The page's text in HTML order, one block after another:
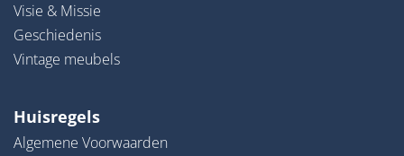
Visie & Missie
Geschiedenis
Vintage meubels
Huisregels
Algemene Voorwaarden